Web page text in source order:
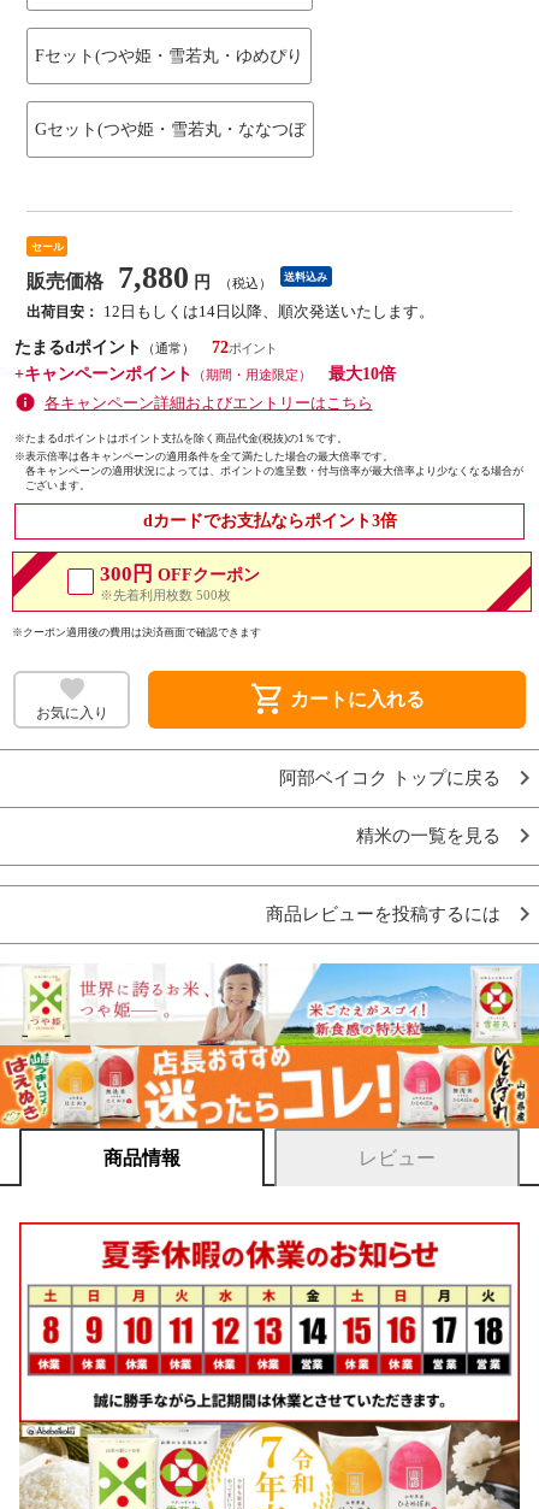
Fセット(つや姫・雪若丸・ゆめぴり
Gセット(つや姫・雪若丸・ななつぼ
セール
販売価格 7,880 円 （税込） 送料込み
出荷目安：
12日もしくは14日以降、順次発送いたします。
たまるdポイント
（通常）
72
+キャンペーンポイント
（期間・用途限定）
最大10倍
各キャンペーン詳細およびエントリーはこちら
※たまるdポイントはポイント支払を除く商品代金(税抜)の1％です。
※表示倍率は各キャンペーンの適用条件を全て満たした場合の最大倍率です。
各キャンペーンの適用状況によっては、ポイントの進呈数・付与倍率が最大倍率より少なくなる場合が
ございます。
dカードでお支払ならポイント3倍
300円 OFFクーポン
※先着利用枚数 500枚
※クーポン適用後の費用は決済画面で確認できます
お気に入り shopping_cart カートに入れる
阿部ベイコク トップに戻る
精米の一覧を見る
商品レビューを投稿するには
商品情報 レビュー